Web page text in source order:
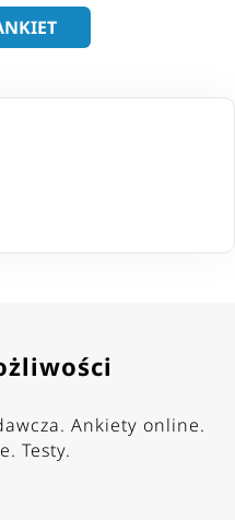
Ankiety online.
Testy.